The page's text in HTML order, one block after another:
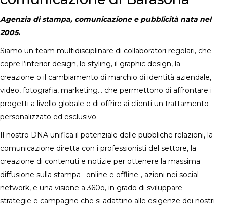
Agenzia di stampa, comunicazione e pubblicità nata nel
2005.
Siamo un team multidisciplinare di collaboratori regolari, che
copre l’interior design, lo styling, il graphic design, la
creazione o il cambiamento di marchio di identità aziendale,
video, fotografia, marketing… che permettono di affrontare i
progetti a livello globale e di offrire ai clienti un trattamento
personalizzato ed esclusivo.
Il nostro DNA unifica il potenziale delle pubbliche relazioni, la
comunicazione diretta con i professionisti del settore, la
creazione di contenuti e notizie per ottenere la massima
diffusione sulla stampa –online e offline-, azioni nei social
network, e una visione a 360o, in grado di sviluppare
strategie e campagne che si adattino alle esigenze dei nostri